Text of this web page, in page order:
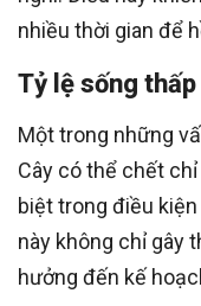
nhiều thời gian để
Tỷ lệ sống
Một trong những
Cây có thể chết
biệt trong điều
này không chỉ gây
hưởng đến kế